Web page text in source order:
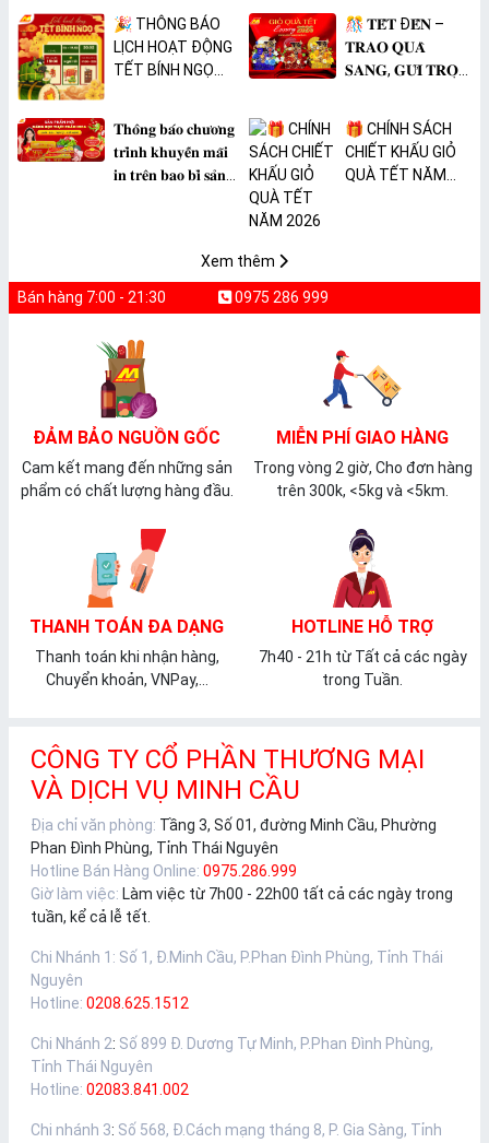
🎉 THÔNG BÁO
LỊCH HOẠT ĐỘNG
TẾT BÍNH NGỌ
🎊 𝐓𝐄̂́𝐓 Đ𝐄̂́𝐍 –
𝐓𝐑𝐀𝐎 𝐐𝐔𝐀̀
𝐒𝐀𝐍𝐆, 𝐆𝐔̛̉𝐈 𝐓𝐑𝐎̣𝐍
𝐓𝐡𝐨̂𝐧𝐠 𝐛𝐚́𝐨 𝐜𝐡𝐮̛𝐨̛𝐧𝐠
𝐭𝐫𝐢̀𝐧𝐡 𝐤𝐡𝐮𝐲𝐞̂́𝐧 𝐦𝐚̃𝐢
𝐢𝐧 𝐭𝐫𝐞̂𝐧 𝐛𝐚𝐨 𝐛𝐢̀ 𝐬𝐚̉𝐧
🎁 CHÍNH SÁCH
CHIẾT KHẤU GIỎ
QUÀ TẾT NĂM
Xem thêm
Bán hàng 7:00 - 21:30 0975 286 999
ĐẢM BẢO NGUỒN GỐC
Cam kết mang đến những sản
phẩm có chất lượng hàng đầu.
MIỄN PHÍ GIAO HÀNG
Trong vòng 2 giờ, Cho đơn hàng
trên 300k, <5kg và <5km.
THANH TOÁN ĐA DẠNG
Thanh toán khi nhận hàng,
Chuyển khoản, VNPay,...
HOTLINE HỖ TRỢ
7h40 - 21h từ Tất cả các ngày
trong Tuần.
CÔNG TY CỔ PHẦN THƯƠNG MẠI
VÀ DỊCH VỤ MINH CẦU
Địa chỉ văn phòng: Tầng 3, Số 01, đường Minh Cầu, Phường
Phan Đình Phùng, Tỉnh Thái Nguyên
Hotline Bán Hàng Online: 0975.286.999
Giờ làm việc: Làm việc từ 7h00 - 22h00 tất cả các ngày trong
tuần, kể cả lễ tết.
Chi Nhánh 1 : Số 1, Đ.Minh Cầu, P.Phan Đình Phùng, Tỉnh Thái
Nguyên
Hotline: 0208.625.1512
Chi Nhánh 2: Số 899 Đ. Dương Tự Minh, P.Phan Đình Phùng,
Tỉnh Thái Nguyên
Hotline: 02083.841.002
Chi nhánh 3: Số 568, Đ.Cách mạng tháng 8, P. Gia Sàng, Tỉnh